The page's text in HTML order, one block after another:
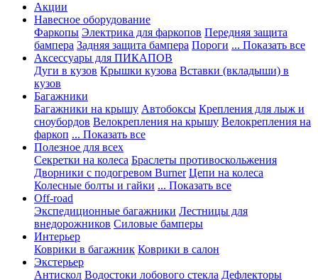
Акции
Навесное оборудование
Фаркопы Электрика для фаркопов Передняя защита
бампера Задняя защита бампера Пороги ... Показать все
Аксессуары для ПИКАПОВ
Дуги в кузов Крышки кузова Вставки (вкладыши) в
кузов
Багажники
Багажники на крышу Автобоксы Крепления для лыж и
сноубордов Велокрепления на крышу Велокрепления на
фаркоп ... Показать все
Полезное для всех
Секретки на колеса Браслеты противоскольжения
Дворники с подогревом Burner Цепи на колеса
Колесные болты и гайки ... Показать все
Off-road
Экспедиционные багажники Лестницы для
внедорожников Силовые бамперы
Интерьер
Коврики в багажник Коврики в салон
Экстерьер
Антискол Водостоки лобового стекла Дефлекторы